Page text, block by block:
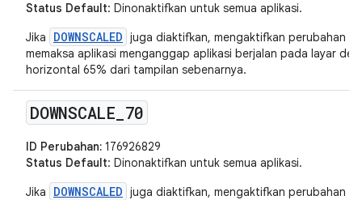
Status Default: Dinonaktifkan untuk semua aplikasi.
Jika
DOWNSCALED juga diaktifkan, mengaktifkan perubahan
memaksa aplikasi menganggap aplikasi berjalan pada layar
horizontal 65% dari tampilan sebenarnya.
DOWNSCALE 70
ID Perubahan: 176926829
Status Default: Dinonaktifkan untuk semua aplikasi.
Jika
DOWNSCALED juga diaktifkan, mengaktifkan perubahan